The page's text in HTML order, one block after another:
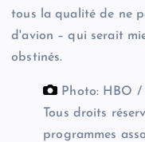
tous la qualité de ne
d'avion – qui serait
obstinés.
Photo: HBO /
Tous droits
programmes